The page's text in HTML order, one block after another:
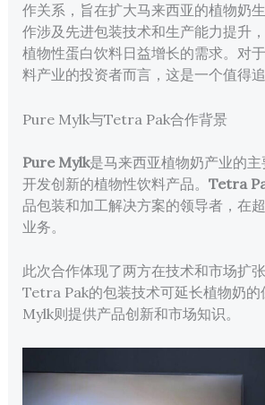
作关系，旨在扩大马来西亚的植物奶
作涉及先进包装技术和生产能力提升
植物性蛋白饮料日益增长的需求。对
料产业的投资者而言，这是一个值得追
Pure Mylk与Tetra Pak合作背景
Pure Mylk是马来西亚植物奶产业的
开发创新的植物性饮料产品。 Tetra
品包装和加工解决方案的领导者，在
业务。
此次合作体现了两方在技术和市场扩张
Tetra Pak的包装技术可延长植物奶
Mylk则提供产品创新和市场知识。